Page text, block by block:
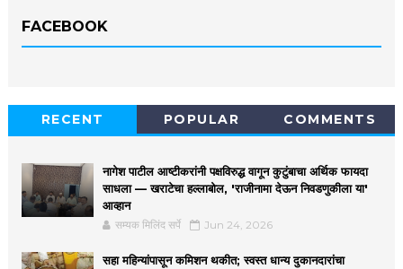
FACEBOOK
RECENT POPULAR COMMENTS
नागेश पाटील आष्टीकरांनी पक्षविरुद्ध वागून कुटुंबाचा अर्थिक फायदा
साधला — खराटेचा हल्लाबोल, 'राजीनामा देऊन निवडणुकीला या'
आव्हान
सम्यक मिलिंद सर्पे Jun 24, 2026
सहा महिन्यांपासून कमिशन थकीत; स्वस्त धान्य दुकानदारांचा